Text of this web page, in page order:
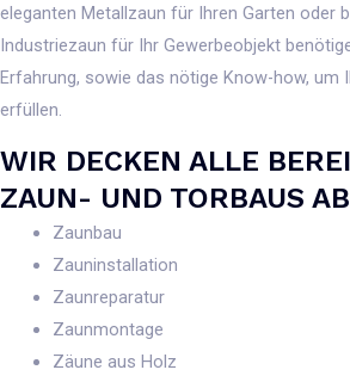
eleganten Metallzaun für Ihren Garten oder
Industriezaun für Ihr Gewerbeobjekt
Erfahrung, sowie das nötige Know-how, um
erfüllen.
WIR DECKEN ALLE
ZAUN- UND TORBAUS AB
Zaunbau
Zauninstallation
Zaunreparatur
Zaunmontage
Zäune aus Holz